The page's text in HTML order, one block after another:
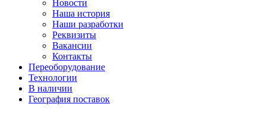
Новости
Наша история
Наши разработки
Реквизиты
Вакансии
Контакты
Переоборудование
Технологии
В наличии
География поставок